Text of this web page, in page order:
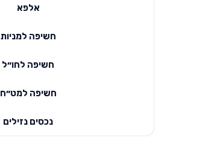
אלפא
חשיפה למניות
חשיפה לחו״ל
חשיפה למט״ח
נכסים נזילים